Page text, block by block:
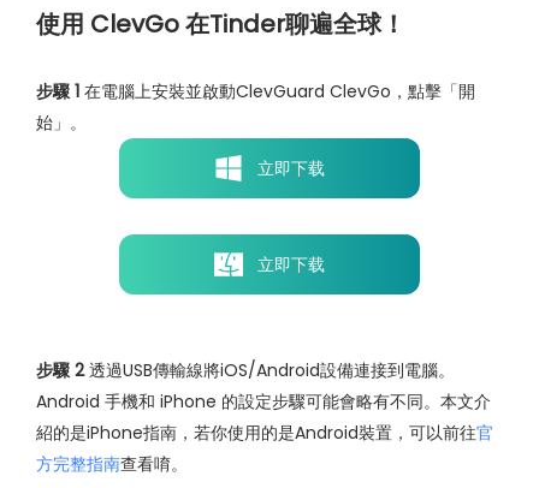
使用 ClevGo 在Tinder聊遍全球！
步驟 1 在電腦上安裝並啟動ClevGuard ClevGo，點擊「開
始」。
立即下载
立即下载
步驟 2透過USB傳輸線將iOS/Android設備連接到電腦。
Android 手機和 iPhone 的設定步驟可能會略有不同。本文介
紹的是iPhone指南，若你使用的是Android裝置，可以前往官
方完整指南查看唷。